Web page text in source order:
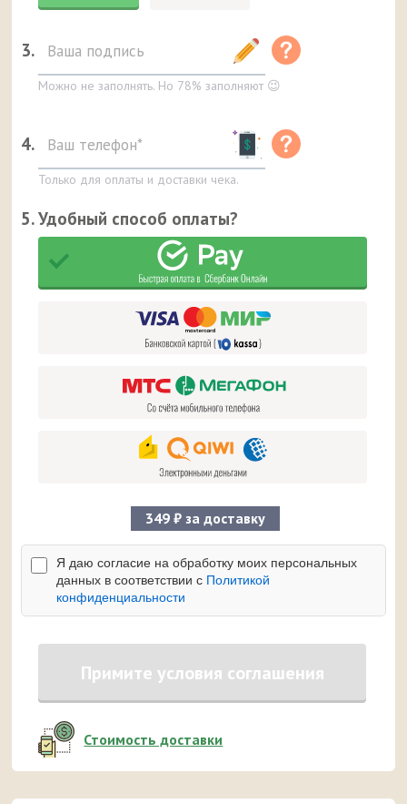
3.
Можно не заполнять. Но 78% заполняют 😉
4.
Только для оплаты и доставки чека.
5. Удобный способ оплаты?
349 ₽ за доставку
Я даю согласие на обработку моих персональных
данных в соответствии с Политикой
конфиденциальности
Примите условия соглашения
Стоимость доставки